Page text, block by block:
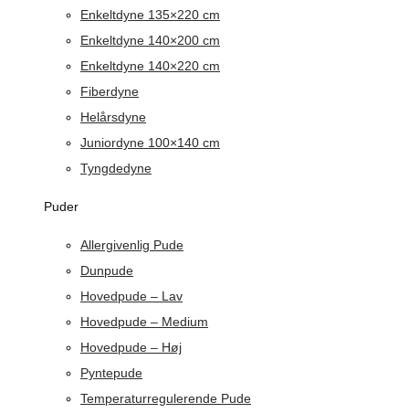
Enkeltdyne 135×220 cm
Enkeltdyne 140×200 cm
Enkeltdyne 140×220 cm
Fiberdyne
Helårsdyne
Juniordyne 100×140 cm
Tyngdedyne
Puder
Allergivenlig Pude
Dunpude
Hovedpude – Lav
Hovedpude – Medium
Hovedpude – Høj
Pyntepude
Temperaturregulerende Pude